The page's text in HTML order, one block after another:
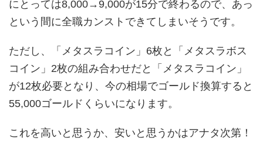
にとっては8,000→9,000が15分で終わるので、あっ
という間に全職カンストできてしまいそうです。
ただし、「メタスラコイン」6枚と「メタスラボス
コイン」2枚の組み合わせだと「メタスラコイン」
が12枚必要となり、今の相場でゴールド換算すると
55,000ゴールドくらいになります。
これを高いと思うか、安いと思うかはアナタ次第！